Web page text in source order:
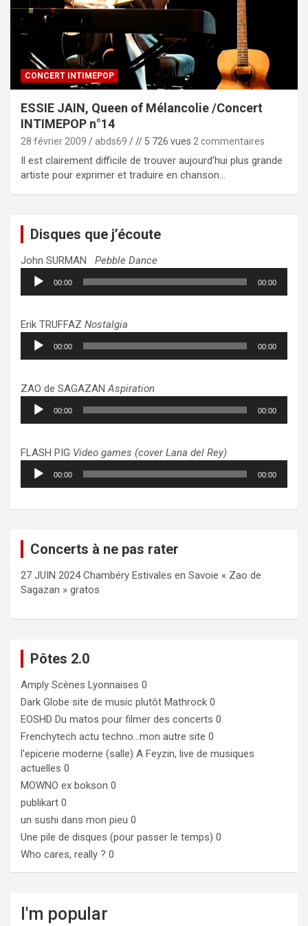
CONCERT INTIMEPOP
ESSIE JAIN, Queen of Mélancolie /Concert
INTIMEPOP n°14
28 février 2009 abds69 // 5 726 vues 2 commentaires
Il est clairement difficile de trouver aujourd’hui plus grande
artiste pour exprimer et traduire en chanson…
Disques que j’écoute
John SURMAN Pebble Dance
Lecteur
audio
00:00 00:00
Erik TRUFFAZ Nostalgia
Lecteur
audio
00:00 00:00
ZAO de SAGAZANAspiration
Lecteur
audio
00:00 00:00
FLASH PIG Video games (cover Lana del Rey)
Lecteur
audio
00:00 00:00
Concerts à ne pas rater
27 JUIN 2024 Chambéry Estivales en Savoie « Zao de
Sagazan » gratos
Pôtes 2.0
Amply Scènes Lyonnaises 0
Dark Globe site de music plutôt Mathrock 0
EOSHD Du matos pour filmer des concerts 0
Frenchytech actu techno…mon autre site 0
l'epicerie moderne (salle) A Feyzin, live de musiques
actuelles 0
MOWNO ex bokson 0
publikart 0
un sushi dans mon pieu 0
Une pile de disques (pour passer le temps) 0
Who cares, really ? 0
I'm popular